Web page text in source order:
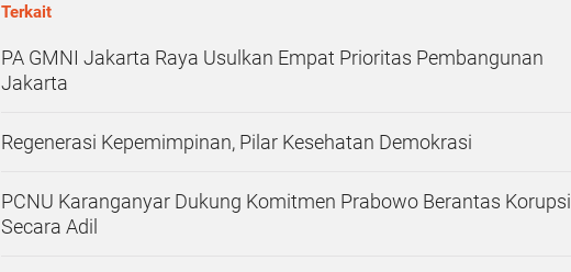
Terkait
PA GMNI Jakarta Raya Usulkan Empat Prioritas Pembangunan
Jakarta
Regenerasi Kepemimpinan, Pilar Kesehatan Demokrasi
PCNU Karanganyar Dukung Komitmen Prabowo Berantas Korupsi
Secara Adil